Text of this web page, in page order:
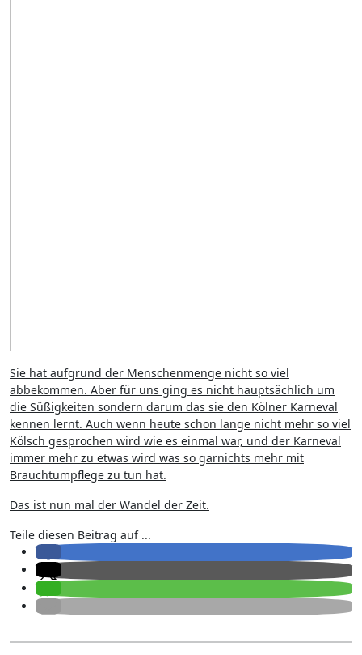
Sie hat aufgrund der Menschenmenge nicht so viel
abbekommen. Aber für uns ging es nicht hauptsächlich um
die Süßigkeiten sondern darum das sie den Kölner Karneval
kennen lernt. Auch wenn heute schon lange nicht mehr so viel
Kölsch gesprochen wird wie es einmal war, und der Karneval
immer mehr zu etwas wird was so garnichts mehr mit
Brauchtumpflege zu tun hat.
Das ist nun mal der Wandel der Zeit.
Teile diesen Beitrag auf ...